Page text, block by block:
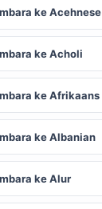
ke Acehnese
ke Acholi
ke Afrikaans
ke Albanian
ke Alur